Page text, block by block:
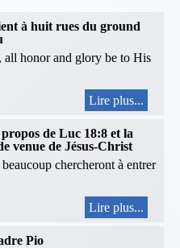
à huit rues du ground
all honor and glory be to His
Lire plus...
de Luc 18:8 et la
venue de Jésus-Christ
chercheront à entrer
Lire plus...
Pio